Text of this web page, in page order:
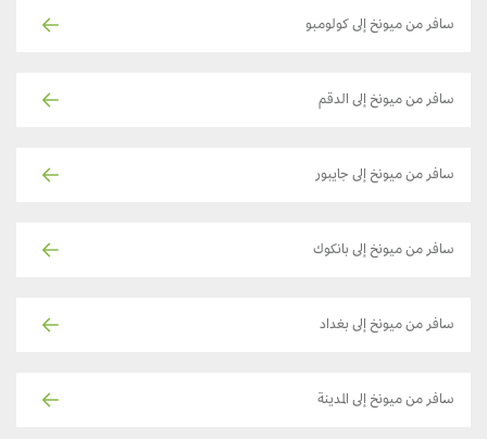
سافر من ميونخ إلى كولومبو
سافر من ميونخ إلى الدقم
سافر من ميونخ إلى جايبور
سافر من ميونخ إلى بانكوك
سافر من ميونخ إلى بغداد
سافر من ميونخ إلى المدينة